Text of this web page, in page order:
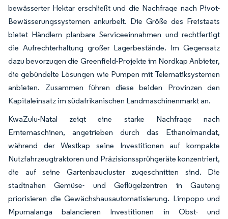
bewässerter Hektar erschließt und die Nachfrage nach Pivot-
Bewässerungssystemen ankurbelt. Die Größe des Freistaats
bietet Händlern planbare Serviceeinnahmen und rechtfertigt
die Aufrechterhaltung großer Lagerbestände. Im Gegensatz
dazu bevorzugen die Greenfield-Projekte im Nordkap Anbieter,
die gebündelte Lösungen wie Pumpen mit Telematiksystemen
anbieten. Zusammen führen diese beiden Provinzen den
Kapitaleinsatz im südafrikanischen Landmaschinenmarkt an.
KwaZulu-Natal zeigt eine starke Nachfrage nach
Erntemaschinen, angetrieben durch das Ethanolmandat,
während der Westkap seine Investitionen auf kompakte
Nutzfahrzeugtraktoren und Präzisionssprühgeräte konzentriert,
die auf seine Gartenbaucluster zugeschnitten sind. Die
stadtnahen Gemüse- und Geflügelzentren in Gauteng
priorisieren die Gewächshausautomatisierung. Limpopo und
Mpumalanga balancieren Investitionen in Obst- und